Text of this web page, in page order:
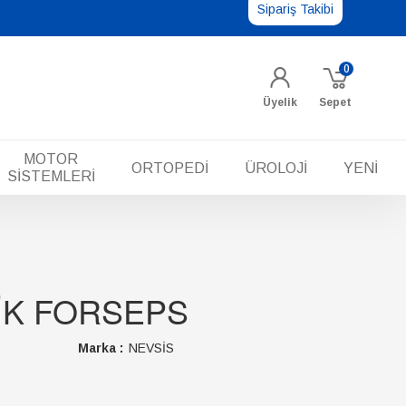
Sipariş Takibi
Üyelik Sepet
0
MOTOR
SİSTEMLERİ
ORTOPEDİ ÜROLOJİ YENİ
FORSEPS
Marka : NEVSİS